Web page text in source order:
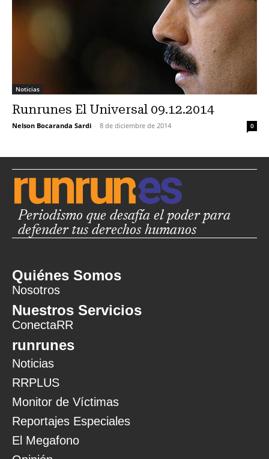
Noticias
Runrunes El Universal 09.12.2014
Nelson Bocaranda Sardi - 8 de diciembre de 2014 0
Periodismo que desafía el poder para
defender tus derechos humanos
Quiénes Somos
Nosotros
Nuestros Servicios
ConectaRR
runrunes
Noticias
RRPLUS
Monitor de Víctimas
Reportajes Especiales
El Megafono